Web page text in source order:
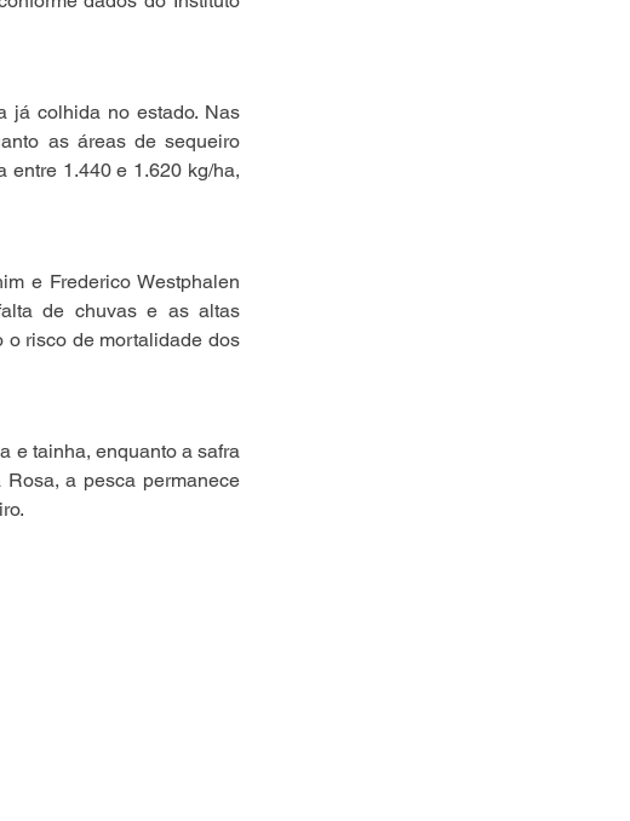
já colhida no estado. Nas
as áreas de sequeiro
entre 1.440 e 1.620 kg/ha,
e Frederico Westphalen
de chuvas e as altas
o risco de mortalidade dos
e tainha, enquanto a safra
a pesca permanece